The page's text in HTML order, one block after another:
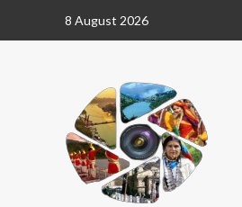
8 August 2026